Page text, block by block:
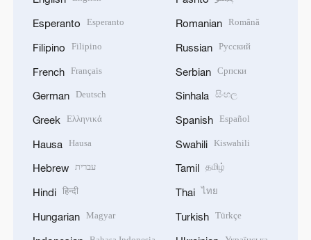
Esperanto Esperanto
Filipino Filipino
French Français
German Deutsch
Greek Ελληνικά
Hausa Hausa
Hebrew עברית
Hindi हिन्दी
Hungarian Magyar
Romanian Română
Russian Русский
Serbian Српски
Sinhala සිංහල
Spanish Español
Swahili Kiswahili
Tamil தமிழ்
Thai ไทย
Turkish Türkçe